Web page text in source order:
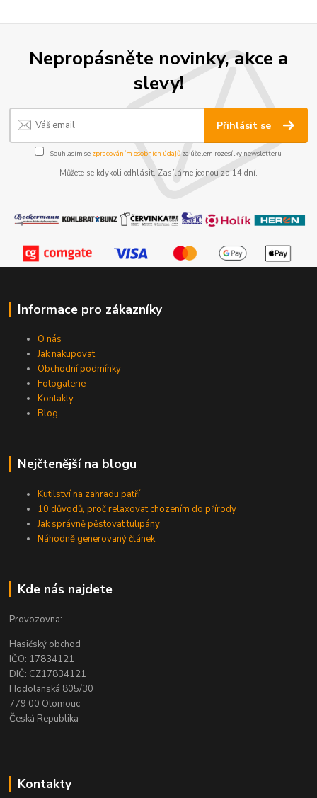
Nepropásněte novinky, akce a
slevy!
Přihlásit se
Souhlasím se zpracováním osobních údajůza účelem rozesílky newsletteru.
Můžete se kdykoli odhlásit. Zasíláme jednou za 14 dní.
Informace pro zákazníky
O nás
Jak nakupovat
Obchodní podmínky
Fotogalerie
Kontakty
Blog
Nejčtenější na blogu
Kutilství na zahradu patří
10 důvodů, proč relaxovat chozením do přírody
Jak správně pěstovat tulipány
Náhodně generovaný článek
Kde nás najdete
Provozovna:
Hasičský obchod
IČO: 17834121
DIČ: CZ17834121
Hodolanská 805/30
779 00 Olomouc
Česká Republika
Kontakty